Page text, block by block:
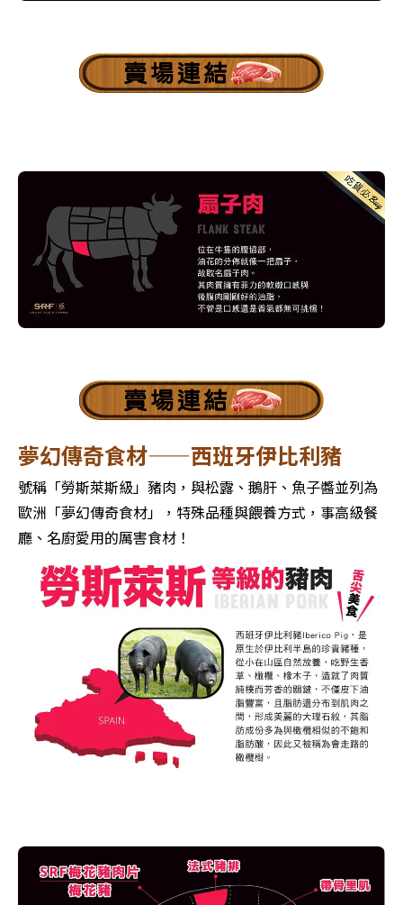
夢幻傳奇食材——西班牙伊比利豬
號稱「勞斯萊斯級」豬肉，與松露、鵝肝、魚子醬並列為
歐洲「夢幻傳奇食材」，特殊品種與餵養方式，事高級餐
廳、名廚愛用的厲害食材！